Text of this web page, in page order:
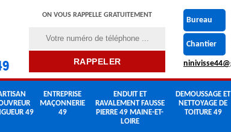
ON VOUS RAPPELLE GRATUITEMENT
Bureau
Chantier
49
ENTREPRISE
MAÇONNERIE
49
ENDUIT ET
RAVALEMENT FAUSSE
PIERRE 49 MAINE-ET-
LOIRE
DEMOUSSAGE ET
NETTOYAGE DE
TOITURE 49